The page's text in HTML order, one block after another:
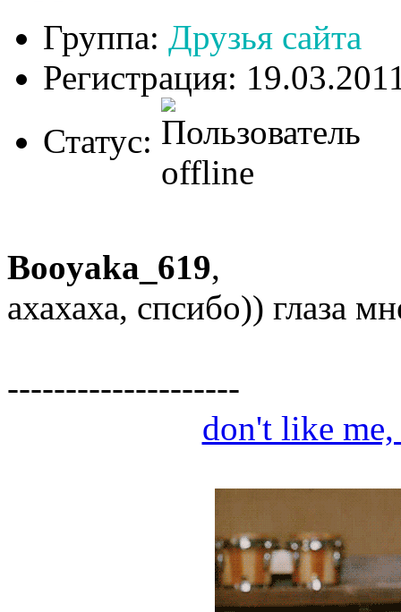
Группа: Друзья сайта
Регистрация:
Статус:
Booyaka_619,
ахахаха, спсибо)) глаза
--------------------
don't like